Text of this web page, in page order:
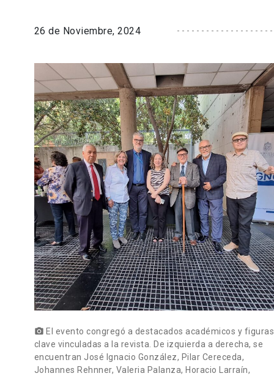
26 de Noviembre, 2024
photo_camera El evento congregó a destacados académicos y figuras
clave vinculadas a la revista. De izquierda a derecha, se
encuentran José Ignacio González, Pilar Cereceda,
Johannes Rehnner, Valeria Palanza, Horacio Larraín,